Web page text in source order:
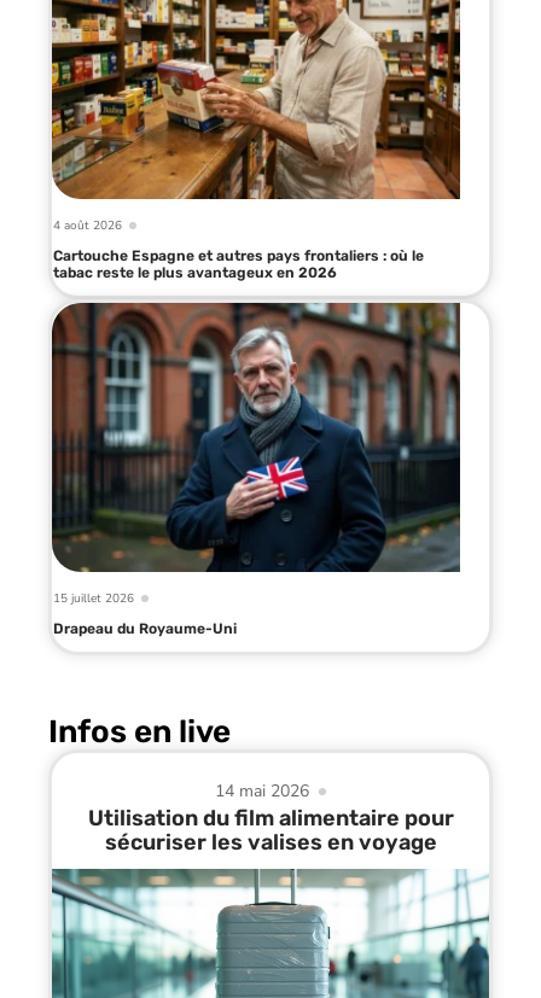
4 août 2026
Cartouche Espagne et autres pays frontaliers : où le
tabac reste le plus avantageux en 2026
15 juillet 2026
Drapeau du Royaume-Uni
Infos en live
14 mai 2026
Utilisation du film alimentaire pour
sécuriser les valises en voyage